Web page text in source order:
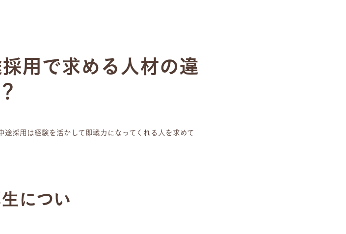
用で求める人材の違
採用は経験を活かして即戦力になってくれる人を求めて
につい